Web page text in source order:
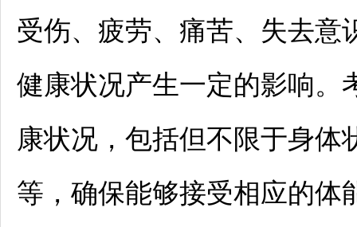
受伤、疲劳、痛苦、失去意
健康状况产生一定的影响。
康状况，包括但不限于身体
等，确保能够接受相应的体